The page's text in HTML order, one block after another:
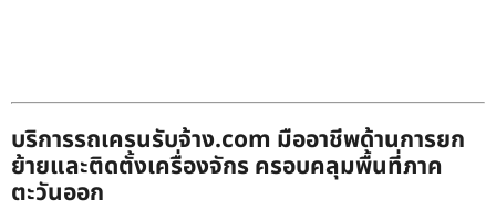
บริการรถเครนรับจ้าง.com มืออาชีพด้านการยก
ย้ายและติดตั้งเครื่องจักร ครอบคลุมพื้นที่ภาค
ตะวันออก